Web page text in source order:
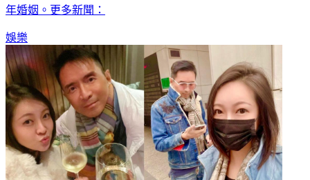
年婚姻。更多新聞：
娛樂